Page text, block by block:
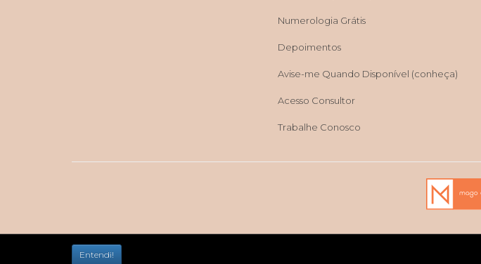
Entendi!
Numerologia Grátis
Depoimentos
Avise-me Quando Disponível (conheça)
Acesso Consultor
Trabalhe Conosco